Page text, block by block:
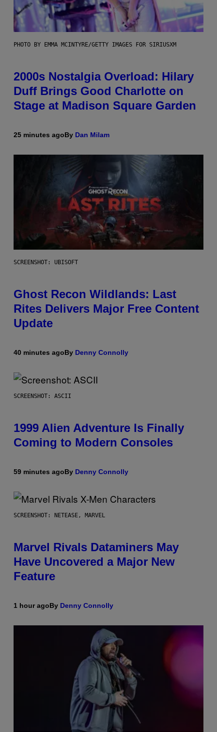
PHOTO BY EMMA MCINTYRE/GETTY IMAGES FOR SIRIUSXM
2000s Nostalgia Overload: Hilary
Duff Brings Good Charlotte on
Stage at Madison Square Garden
25 minutes agoBy Dan Milam
SCREENSHOT: UBISOFT
Ghost Recon Wildlands: Last
Rites Delivers Major Free Content
Update
40 minutes agoBy Denny Connolly
SCREENSHOT: ASCII
1999 Alien Adventure Is Finally
Coming to Modern Consoles
59 minutes agoBy Denny Connolly
SCREENSHOT: NETEASE, MARVEL
Marvel Rivals Dataminers May
Have Uncovered a Major New
Feature
1 hour agoBy Denny Connolly